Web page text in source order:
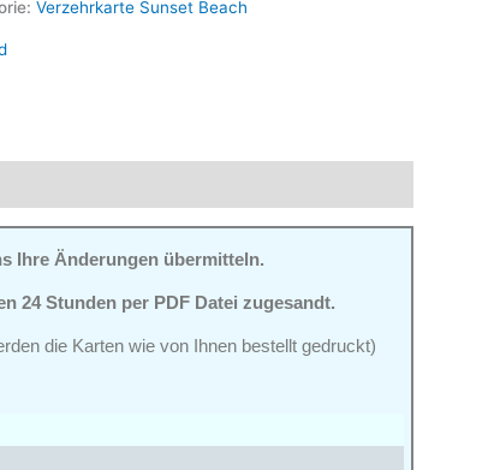
Verzehrkarte Sunset Beach
Ihre Änderungen übermitteln.
24 Stunden per PDF Datei zugesandt.
die Karten wie von Ihnen bestellt gedruckt)